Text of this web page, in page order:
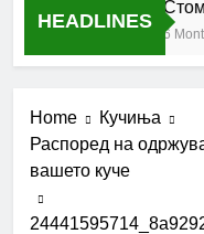
HEADLINES
6
Home
Кучиња
Распоред на
вашето куче